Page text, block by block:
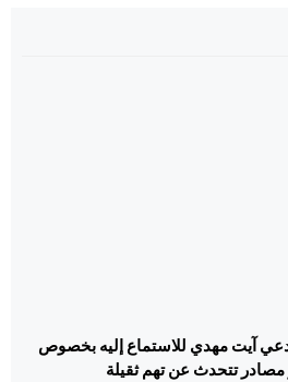
آيت مهدي للاستماع إليه بخصوص
تتحدث عن تهم ثقيلة